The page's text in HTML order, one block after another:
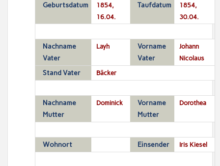
Geburtsdatum
1854,
16.04.
Taufdatum
1854,
30.04.
Nachname
Vater
Layh
Vorname
Vater
Johann
Nicolaus
Stand Vater Bäcker
Nachname
Mutter
Dominick
Vorname
Mutter
Dorothea
Wohnort Einsender Iris Kiesel